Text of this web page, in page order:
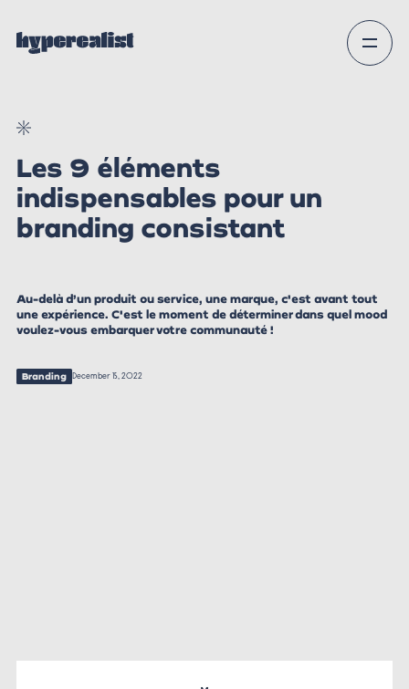
Les 9 éléments
indispensables pour un
branding consistant
Au-delà d’un produit ou service, une marque, c'est avant tout
une expérience. C'est le moment de déterminer dans quel mood
voulez-vous embarquer votre communauté !
Branding December 15, 2022